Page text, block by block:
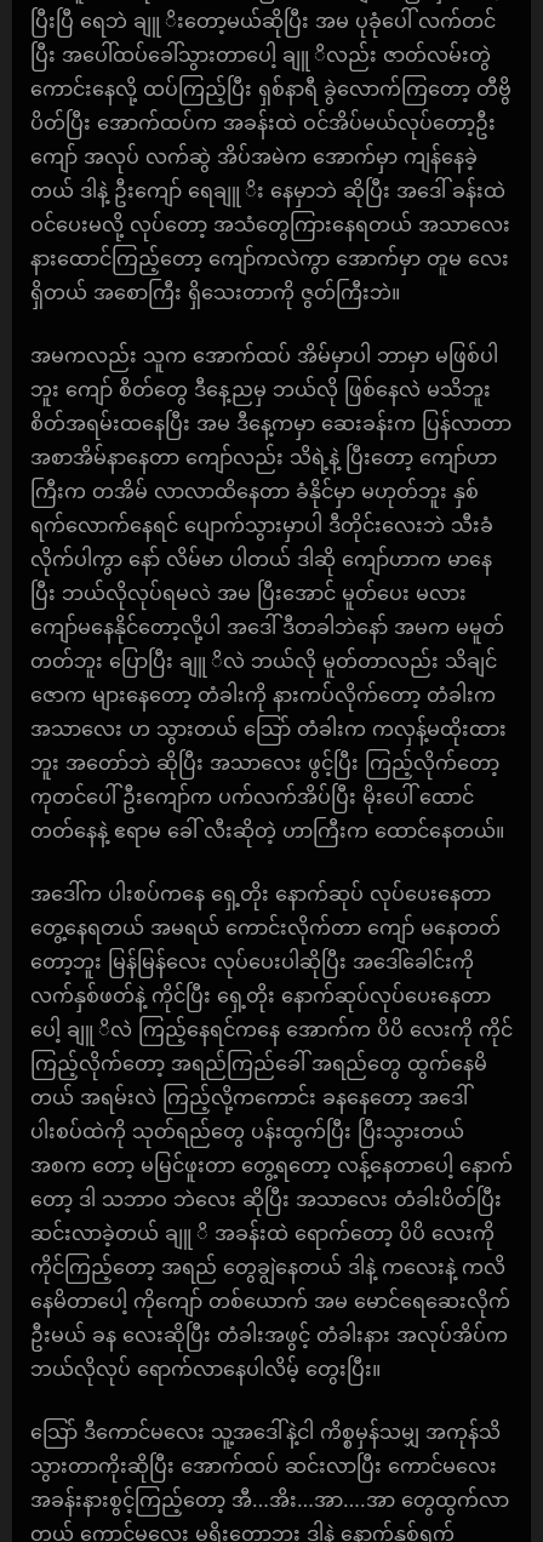
ပြီးပြီ ရေဘဲ ချူ ိးတော့မယ်ဆိုပြီး အမ ပုခုံပေါ် လက်တင်
ပြီး အပေါ်ထပ်ခေါ်သွားတာပေါ့ ချူ ိလည်း ဇာတ်လမ်းတွဲ
ကောင်းနေလို့ ထပ်ကြည့်ပြီး ရှစ်နာရီ ခွဲလောက်ကြတော့ တီဗွိ
ပိတ်ပြီး အောက်ထပ်က အခန်းထဲ ဝင်အိပ်မယ်လုပ်တော့ဦး
ကျော် အလုပ် လက်ဆွဲ အိပ်အမဲက အောက်မှာ ကျန်နေခဲ့
တယ် ဒါနဲ့ ဦးကျော် ရေချူ ိး နေမှာဘဲ ဆိုပြီး အဒေါ် ခန်းထဲ
ဝင်ပေးမလို့ လုပ်တော့ အသံတွေကြားနေရတယ် အသာလေး
နားထောင်ကြည့်တော့ ကျော်ကလဲကွာ အောက်မှာ တူမ လေး
ရှိတယ် အစောကြီး ရှိသေးတာကို ဇွတ်ကြီးဘဲ။
အမကလည်း သူက အောက်ထပ် အိမ်မှာပါ ဘာမှာ မဖြစ်ပါ
ဘူး ကျော် စိတ်တွေ ဒီနေ့ညမှ ဘယ်လို ဖြစ်နေလဲ မသိဘူး
စိတ်အရမ်းထနေပြီး အမ ဒီနေ့ကမှာ ဆေးခန်းက ပြန်လာတာ
အစာအိမ်နာနေတာ ကျော်လည်း သိရဲ့နဲ့ ပြီးတော့ ကျော်ဟာ
ကြီးက တအိမ် လာလာထိနေတာ ခံနိုင်မှာ မဟုတ်ဘူး နှစ်
ရက်လောက်နေရင် ပျောက်သွားမှာပါ ဒီတိုင်းလေးဘဲ သီးခံ
လိုက်ပါကွာ နော် လိမ်မာ ပါတယ် ဒါဆို ကျော်ဟာက မာနေ
ပြီး ဘယ်လိုလုပ်ရမလဲ အမ ပြီးအောင် မူတ်ပေး မလား
ကျော်မနေနိုင်တော့လို့ပါ အဒေါ် ဒီတခါဘဲနော် အမက မမူတ်
တတ်ဘူး ပြောပြီး ချူ ိလဲ ဘယ်လို မူတ်တာလည်း သိချင်
ဇောက များနေတော့ တံခါးကို နားကပ်လိုက်တော့ တံခါးက
အသာလေး ဟ သွားတယ် သြော် တံခါးက ကလှန့်မထိုးထား
ဘူး အတော်ဘဲ ဆိုပြီး အသာလေး ဖွင့်ပြီး ကြည့်လိုက်တော့
ကုတင်ပေါ် ဦးကျော်က ပက်လက်အိပ်ပြီး မိုးပေါ် ထောင်
တတ်နေနဲ့ ဧရာမ ခေါ် လီးဆိုတဲ့ ဟာကြီးက ထောင်နေတယ်။
အဒေါ်က ပါးစပ်ကနေ ရှေ့တိုး နောက်ဆုပ် လုပ်ပေးနေတာ
တွေ့နေရတယ် အမရယ် ကောင်းလိုက်တာ ကျော် မနေတတ်
တော့ဘူး မြန်မြန်လေး လုပ်ပေးပါဆိုပြီး အဒေါ်ခေါင်းကို
လက်နှစ်ဖတ်နဲ့ ကိုင်ပြီး ရှေ့တိုး နောက်ဆုပ်လုပ်ပေးနေတာ
ပေါ့ ချူ ိလဲ ကြည့်နေရင်ကနေ အောက်က ပိပိ လေးကို ကိုင်
ကြည့်လိုက်တော့ အရည်ကြည်ခေါ် အရည်တွေ ထွက်နေမိ
တယ် အရမ်းလဲ ကြည့်လို့ကကောင်း ခနနေတော့ အဒေါ်
ပါးစပ်ထဲကို သုတ်ရည်တွေ ပန်းထွက်ပြီး ပြီးသွားတယ်
အစက တော့ မမြင်ဖူးတာ တွေ့ရတော့ လန့်နေတာပေါ့ နောက်
တော့ ဒါ သဘာဝ ဘဲလေး ဆိုပြီး အသာလေး တံခါးပိတ်ပြီး
ဆင်းလာခဲ့တယ် ချူ ိ အခန်းထဲ ရောက်တော့ ပိပိ လေးကို
ကိုင်ကြည့်တော့ အရည် တွေချွဲနေတယ် ဒါနဲ့ ကလေးနဲ့ ကလိ
နေမိတာပေါ့ ကိုကျော် တစ်ယောက် အမ မောင်ရေဆေးလိုက်
ဦးမယ် ခန လေးဆိုပြီး တံခါးအဖွင့် တံခါးနား အလုပ်အိပ်က
ဘယ်လိုလုပ် ရောက်လာနေပါလိမ့် တွေးပြီး။
သြော် ဒီကောင်မလေး သူ့အဒေါ်နဲ့ငါ ကိစ္စမှန်သမျှ အကုန်သိ
သွားတာကိုးဆိုပြီး အောက်ထပ် ဆင်းလာပြီး ကောင်မလေး
အခန်းနားစွင့်ကြည့်တော့ အီ…အိး…အာ….အာ တွေထွက်လာ
တယ် ကောင်မလေး မရိုးတော့ဘူး ဒါနဲ့ နောက်နှစ်ရက်